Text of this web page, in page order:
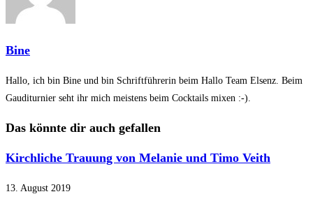
Bine
Hallo, ich bin Bine und bin Schriftführerin beim Hallo Team Elsenz. Beim
Gauditurnier seht ihr mich meistens beim Cocktails mixen :-).
Das könnte dir auch gefallen
Kirchliche Trauung von Melanie und Timo Veith
13. August 2019